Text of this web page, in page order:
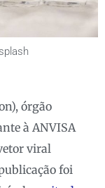
órgão
à ANVISA
viral
foi